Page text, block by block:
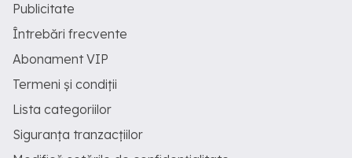
Publicitate
Întrebări frecvente
Abonament VIP
Termeni și condiții
Lista categoriilor
Siguranța tranzacțiilor